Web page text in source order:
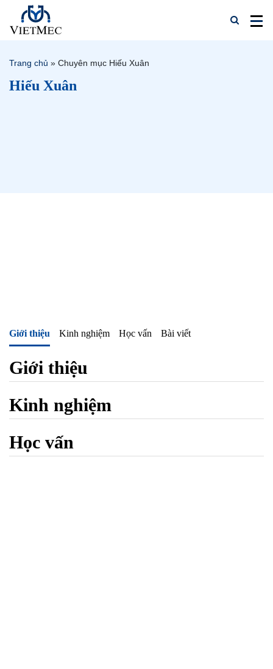
Trang chủ » Chuyên mục Hiếu Xuân
Hiếu Xuân
Giới thiệu
Kinh nghiệm
Học vấn
Giới thiệu Kinh nghiệm Học vấn Bài viết